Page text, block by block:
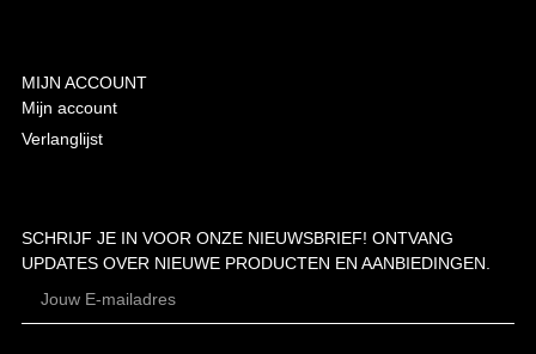
MIJN ACCOUNT
Mijn account
Verlanglijst
SCHRIJF JE IN VOOR ONZE NIEUWSBRIEF! ONTVANG
UPDATES OVER NIEUWE PRODUCTEN EN AANBIEDINGEN.